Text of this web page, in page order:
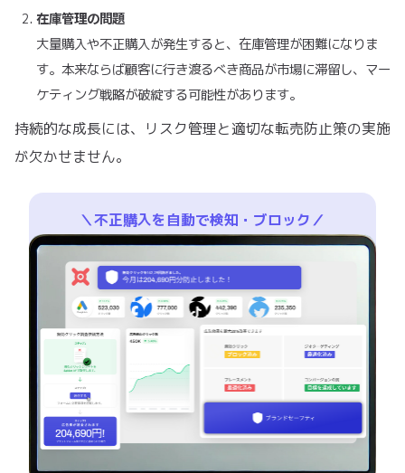
在庫管理の問題
大量購入や不正購入が発生すると、在庫管理が困難になりま
す。本来ならば顧客に行き渡るべき商品が市場に滞留し、マー
ケティング戦略が破綻する可能性があります。
持続的な成長には、リスク管理と適切な転売防止策の実施
が欠かせません。
＼不正購入を自動で検知・ブロック／